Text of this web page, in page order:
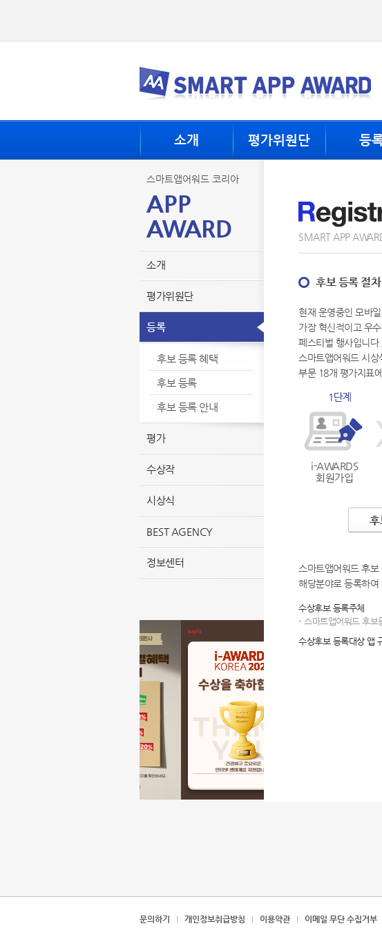
소개 평가위원단 등
SMART APP
후보 등록 절차
현재 운영중인 모바
가장 혁신적이고 우
페스티벌 행사입니다.
스마트앱어워드 시
부문 18개 평가지표
i-AWARDS
회원가입
후
스마트앱어워드 후
해당분야로 등록하여
수상후보 등록주체
- 스마트앱어워드 후보
수상후보 등록대상 앱
스마트앱어워드 코리아
APP
AWARD
소개
평가위원단
등록
후보 등록 혜택
후보 등록
후보 등록 안내
평가
수상작
시상식
BEST AGENCY
정보센터
문의하기 개인정보취급방침 이용약관 이메일 무단 수집거부